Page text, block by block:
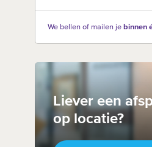
We bellen of mailen je binnen
Liever een
op locatie?